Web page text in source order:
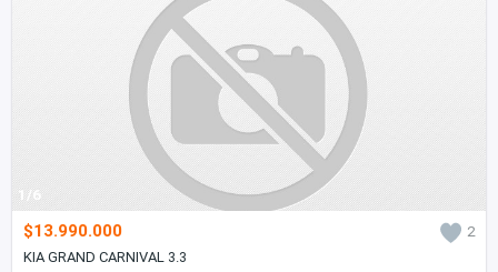
1/6
$13.990.000
2
KIA GRAND CARNIVAL 3.3